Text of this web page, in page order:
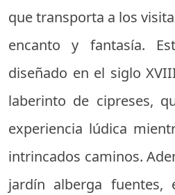
que transporta a los
encanto y fantasía.
diseñado en el siglo
laberinto de cipreses,
experiencia lúdica
intrincados caminos.
jardín alberga fuentes,